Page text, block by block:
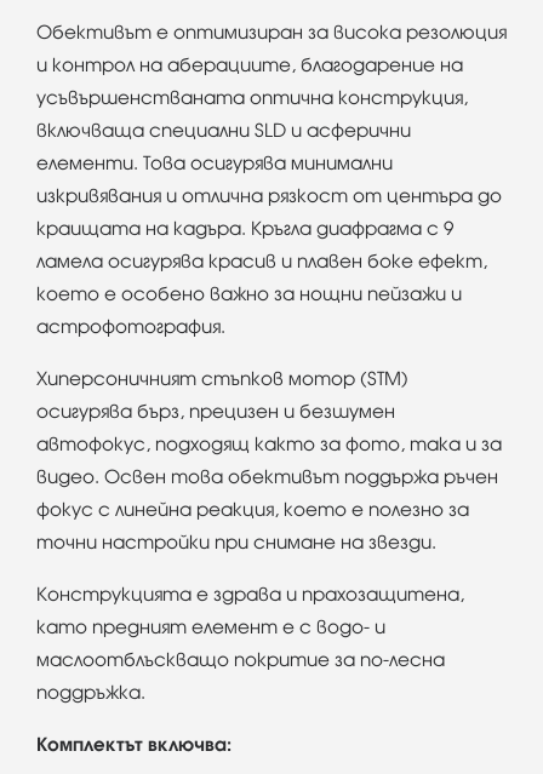
Обективът е оптимизиран за висока резолюция
и контрол на аберациите, благодарение на
усъвършенстваната оптична конструкция,
включваща специални SLD и асферични
елементи. Това осигурява минимални
изкривявания и отлична рязкост от центъра до
краищата на кадъра. Кръгла диафрагма с 9
ламела осигурява красив и плавен боке ефект,
което е особено важно за нощни пейзажи и
астрофотография.
Хиперсоничният стъпков мотор (STM)
осигурява бърз, прецизен и безшумен
автофокус, подходящ както за фото, така и за
видео. Освен това обективът поддържа ръчен
фокус с линейна реакция, което е полезно за
точни настройки при снимане на звезди.
Конструкцията е здрава и прахозащитена,
като предният елемент е с водо- и
маслоотблъскващо покритие за по-лесна
поддръжка.
Комплектът включва: